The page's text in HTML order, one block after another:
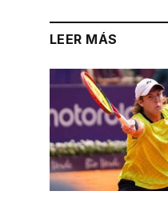
LEER MÁS